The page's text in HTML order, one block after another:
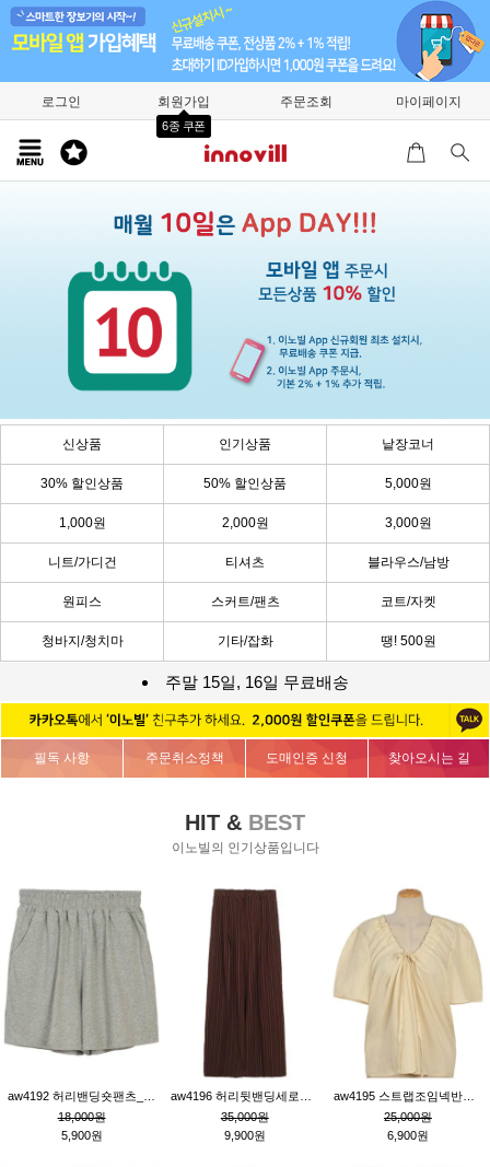
로그인 회원가입
6종 쿠폰
주문조회 마이페이지
신상품 인기상품 낱장코너
30% 할인상품 50% 할인상품 5,000원
1,000원 2,000원 3,000원
니트/가디건 티셔츠 블라우스/남방
원피스 스커트/팬츠 코트/자켓
청바지/청치마 기타/잡화 땡! 500원
주말 15일, 16일 무료배송
필독 사항 주문취소정책 도매인증 신청 찾아오시는 길
HIT & BEST
이노빌의 인기상품입니다
18,000원
5,900원
35,000원
9,900원
25,000원
6,900원